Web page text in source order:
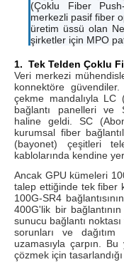
(Çoklu Fiber
merkezli pasif fiber
üretim üssü olan
şirketler için MPO
1. Tek Telden Çoklu
Veri merkezi
konnektöre
çekme mandalıyla LC
bağlantı panelleri ve
haline geldi. SC
kurumsal fiber
(bayonet) çeşitleri
kablolarında kendine
Ancak GPU kümeleri
talep ettiğinde tek fiber
100G-SR4
400G'lik bir
sunucu bağlantı
sorunları ve
uzamasıyla çarpın.
çözmek için